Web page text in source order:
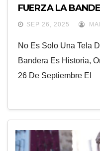
FUERZA LA
SEP 26, 2025
No Es Solo Una Tela
Bandera Es Historia,
26 De Septiembre El